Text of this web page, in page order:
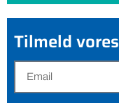
Tilmeld